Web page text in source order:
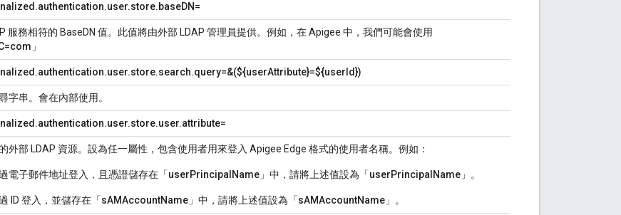
服務相符的 BaseDN 值。此值將由外部 LDAP 管理員提供。例如，在 Apigee 中，我們可能會使用
」
字串。會在內部使用。
外部 LDAP 資源。設為任一屬性，包含使用者用來登入 Apigee Edge 格式的使用者名稱。例如：
電子郵件地址登入，且憑證儲存在「userPrincipalName 」中，請將上述值設為「userPrincipalName 」。
ID 登入，並儲存在「sAMAccountName 」中，請將上述值設為「sAMAccountName 」。